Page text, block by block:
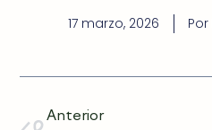
17 marzo, 2026 Por
Anterior